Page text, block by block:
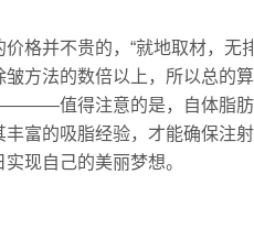
格并不贵的，“就地取材，无
方法的数倍以上，所以总的
得注意的是，自体脂肪移
富的吸脂经验，才能确保注
现自己的美丽梦想。